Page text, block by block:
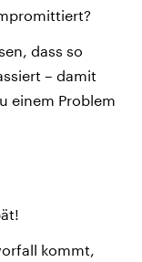
dass so
– damit
einem Problem
kommt,